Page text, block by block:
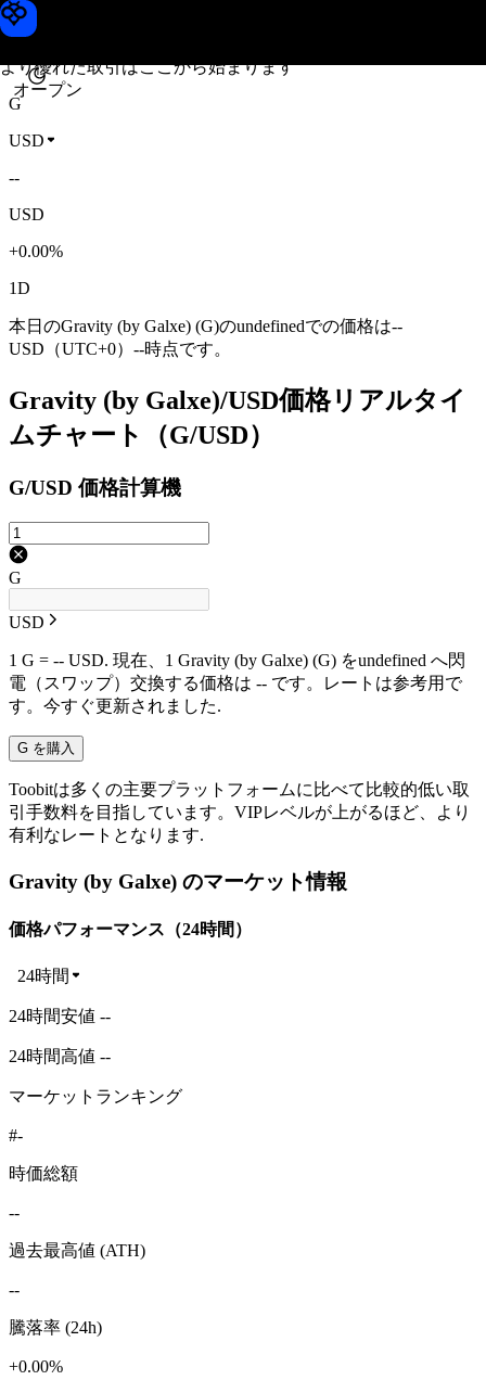
より優れた取引はここから始まります
オープン
Gravity (by Galxe)価格
G
USD
--
USD
+0.00%
1D
本日のGravity (by Galxe) (G)のundefinedでの価格は--
USD（UTC+0）--時点です。
Gravity (by Galxe)/USD価格リアルタイ
ムチャート（G/USD）
G/USD 価格計算機
G
USD
1 G = -- USD. 現在、1 Gravity (by Galxe) (G) をundefined へ閃
電（スワップ）交換する価格は -- です。レートは参考用で
す。今すぐ更新されました.
G を購入
Toobitは多くの主要プラットフォームに比べて比較的低い取
引手数料を目指しています。VIPレベルが上がるほど、より
有利なレートとなります.
Gravity (by Galxe) のマーケット情報
価格パフォーマンス（24時間）
24時間
24時間安値 --
24時間高値 --
マーケットランキング
#-
時価総額
--
過去最高値 (ATH)
--
騰落率 (24h)
+0.00%